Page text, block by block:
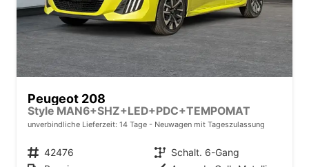
Peugeot 208
Style MAN6+SHZ+LED+PDC+TEMPOMAT
unverbindliche Lieferzeit: 14 Tage Neuwagen mit Tageszulassung
Fahrzeugnr. 42476 Getriebe Schalt. 6-Gang